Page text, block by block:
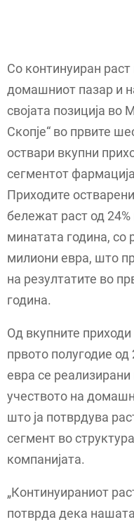
Со континуиран
домашниот пазар и
својата позиција во
Скопје“ во првите
оствари вкупни
сегментот
Приходите
бележат раст од
минатата година, со
милиони евра, што
на резултатите во
година.
Од вкупните
првото полугодие
евра се
учеството на
што ја потврдува
сегмент во
компанијата.
„Континуираниот
потврда дека нашата